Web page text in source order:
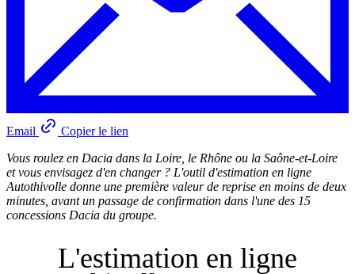
Email
Copier le lien
Vous roulez en Dacia dans la Loire, le Rhône ou la Saône-et-Loire
et vous envisagez d'en changer ? L'outil d'estimation en ligne
Autothivolle donne une première valeur de reprise en moins de deux
minutes, avant un passage de confirmation dans l'une des 15
concessions Dacia du groupe.
L'estimation en ligne